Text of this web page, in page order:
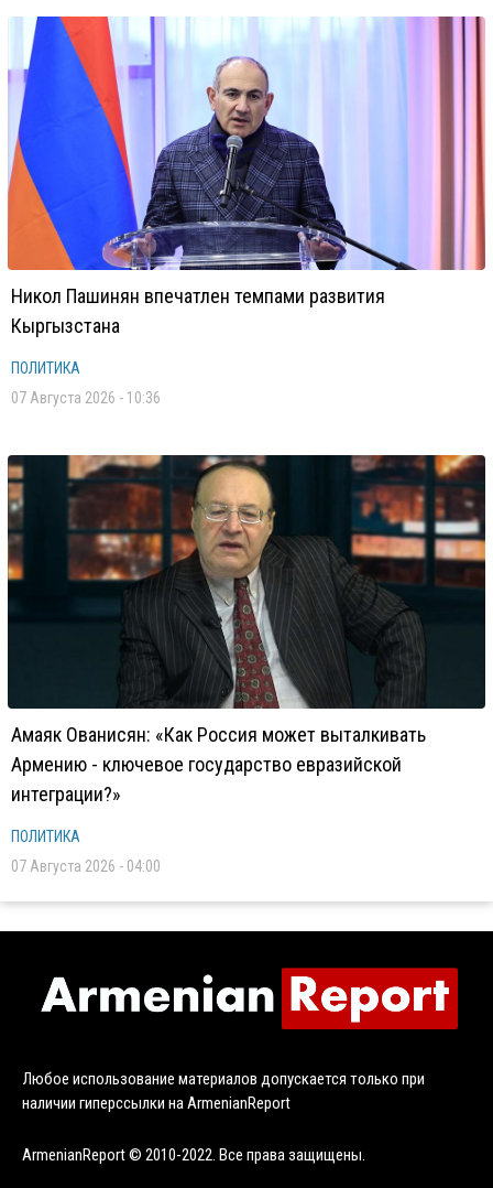
Никол Пашинян впечатлен темпами развития
Кыргызстана
ПОЛИТИКА
07 Августа 2026 - 10:36
Амаяк Ованисян: «Как Россия может выталкивать
Армению - ключевое государство евразийской
интеграции?»
ПОЛИТИКА
07 Августа 2026 - 04:00
Любое использование материалов допускается только при
наличии гиперссылки на ArmenianReport
ArmenianReport © 2010-2022. Все права защищены.